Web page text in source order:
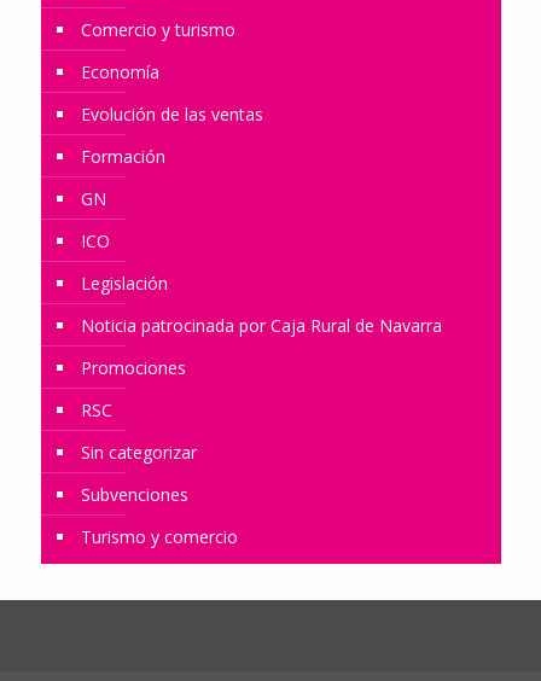
Comercio y turismo
Economía
Evolución de las ventas
Formación
GN
ICO
Legislación
Noticia patrocinada por Caja Rural de Navarra
Promociones
RSC
Sin categorizar
Subvenciones
Turismo y comercio